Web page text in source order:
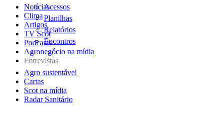
Acessos
Planilhas
Relatórios
Encontros
Notícias
Clima
Artigos
TV Scot
Podcasts
Agronegócio na mídia
Entrevistas
Agro sustentável
Cartas
Scot na mídia
Radar Sanitário